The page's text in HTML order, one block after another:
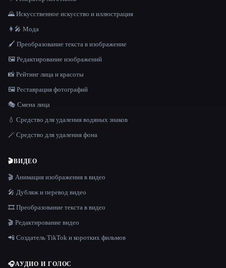
🌄 Искусственное искусство и иллюстрация
👩‍🎤 Мода
🖌️ Преобразование текста в изображение
🖼️ Редактирование изображений
📸 Рейтинг лица и красоты
🖼️ Реставрация фотографий
🎭 Смена лица
💧 Средство для удаления водяных знаков
🪄 Средство для удаления фона
🎬ВИДЕО
🎬 Анимация изображения в видео
🎤 Дубляж и перевод видео
🎞️ Преобразование текста в видео
🎬 Редактирование видео
📲 Создатель TikTok и коротких фильмов
🎧АУДИО И ГОЛОС